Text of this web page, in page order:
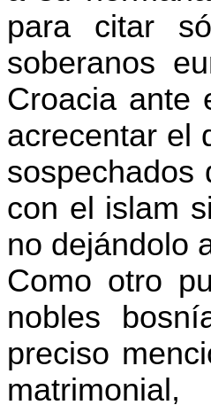
para citar
soberanos
Croacia ante
acrecentar el
sospechados
con el islam
no dejándolo
Como otro
nobles
preciso